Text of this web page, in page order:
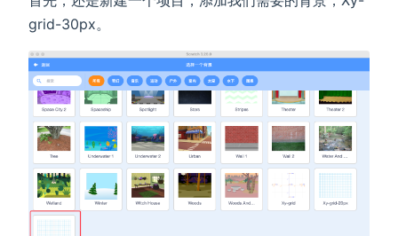
grid-30px。